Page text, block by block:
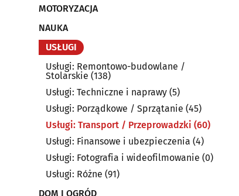
MOTORYZACJA
NAUKA
USŁUGI
Usługi: Remontowo-budowlane /
Stolarskie (138)
Usługi: Techniczne i naprawy (5)
Usługi: Porządkowe / Sprzątanie (45)
Usługi: Transport / Przeprowadzki (60)
Usługi: Finansowe i ubezpieczenia (4)
Usługi: Fotografia i wideofilmowanie (0)
Usługi: Różne (91)
DOM I OGRÓD